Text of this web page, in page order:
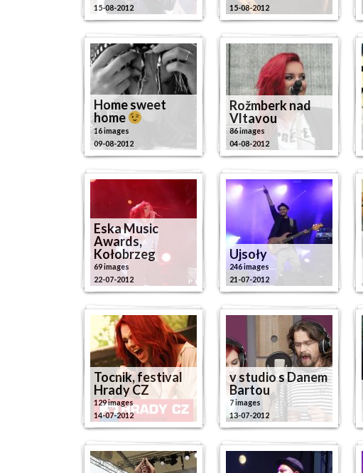
15-08-2012
15-08-2012
Home sweet
home
16 images
09-08-2012
Rožmberk nad
Vltavou
86 images
04-08-2012
Eska Music
Awards,
Kołobrzeg
69 images
22-07-2012
Ujsoły
246 images
21-07-2012
Tocnik, festival
Hrady CZ
129 images
14-07-2012
v studio s Danem
Bartou
7 images
13-07-2012